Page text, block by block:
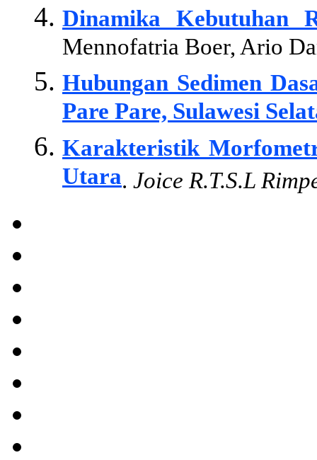
Dinamika Kebutuhan
Mennofatria Boer, Ario
Hubungan Sedimen
Pare Pare, Sulawesi
Karakteristik
Utara. Joice R.T.S.L